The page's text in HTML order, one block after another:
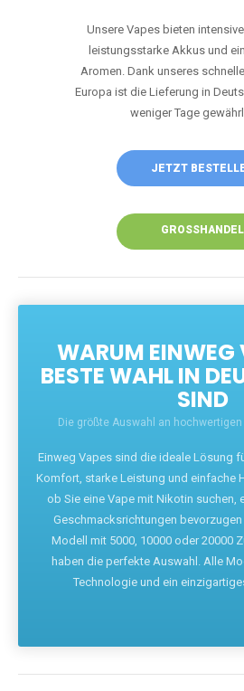
Unsere Vapes bieten
leistungsstarke Akkus und
Aromen. Dank unseres
Europa ist die Lieferung in
weniger Tage
JETZT
GROSSHANDEL
WARUM EINWEG
BESTE WAHL IN
SIND
Die größte Auswahl an
Einweg Vapes sind die ideale Lösung
Komfort, starke Leistung und einfache
ob Sie eine Vape mit Nikotin suchen,
Geschmacksrichtungen
Modell mit 5000, 10000 oder 20000
haben die perfekte Auswahl. Alle
Technologie und ein